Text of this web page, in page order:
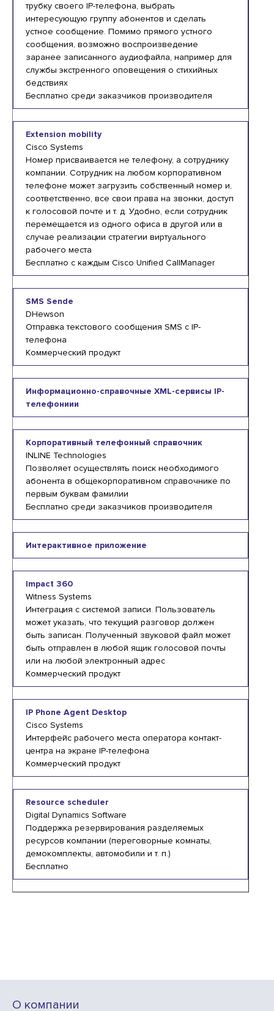
трубку своего IP-телефона, выбрать
интересующую группу абонентов и сделать
устное сообщение. Помимо прямого устного
сообщения, возможно воспроизведение
заранее записанного аудиофайла, например для
службы экстренного оповещения о стихийных
бедствиях
Бесплатно среди заказчиков производителя
Extension mobility
Cisco Systems
Номер присваивается не телефону, а сотруднику
компании. Сотрудник на любом корпоративном
телефоне может загрузить собственный номер и,
соответственно, все свои права на звонки, доступ
к голосовой почте и т. д. Удобно, если сотрудник
перемещается из одного офиса в другой или в
случае реализации стратегии виртуального
рабочего места
Бесплатно с каждым Cisco Unified CallManager
SMS Sende
DHewson
Отправка текстового сообщения SMS с IP-
телефона
Коммерческий продукт
Информационно-справочные XML-сервисы IP-
телефониии
Корпоративный телефонный справочник
INLINE Technologies
Позволяет осуществлять поиск необходимого
абонента в общекорпоративном справочнике по
первым буквам фамилии
Бесплатно среди заказчиков производителя
Интерактивное приложение
Impact 360
Witness Systems
Интеграция с системой записи. Пользователь
может указать, что текущий разговор должен
быть записан. Полученный звуковой файл может
быть отправлен в любой ящик голосовой почты
или на любой электронный адрес
Коммерческий продукт
IP Phone Agent Desktop
Cisco Systems
Интерфейс рабочего места оператора контакт-
центра на экране IP-телефона
Коммерческий продукт
Resource scheduler
Digital Dynamics Software
Поддержка резервирования разделяемых
ресурсов компании (переговорные комнаты,
демокомплекты, автомобили и т. п.)
Бесплатно
О компании